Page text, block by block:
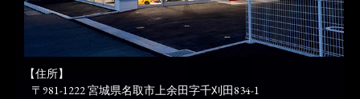
【住所】
〒981-1222 宮城県名取市上余田字千刈田834-1